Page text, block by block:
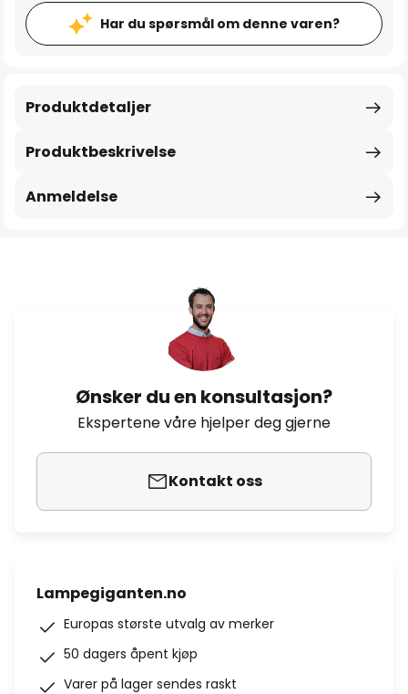
Har du spørsmål om denne varen?
Produktbeskrivelse
Produktdetaljer
Anmeldelse
Ønsker du en konsultasjon?
Ekspertene våre hjelper deg gjerne
Kontakt oss
Lampegiganten.no
Europas største utvalg av merker
50 dagers åpent kjøp
Varer på lager sendes raskt